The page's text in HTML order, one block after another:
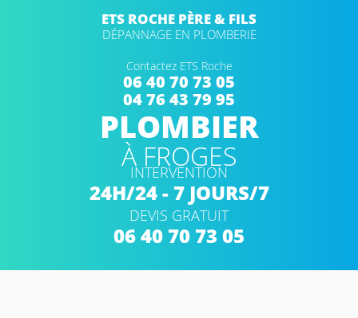
ETS ROCHE PÈRE & FILS
DÉPANNAGE EN PLOMBERIE
Contactez ETS Roche
06 40 70 73 05
04 76 43 79 95
PLOMBIER
À FROGES
INTERVENTION
24H/24 - 7 JOURS/7
DEVIS GRATUIT
06 40 70 73 05